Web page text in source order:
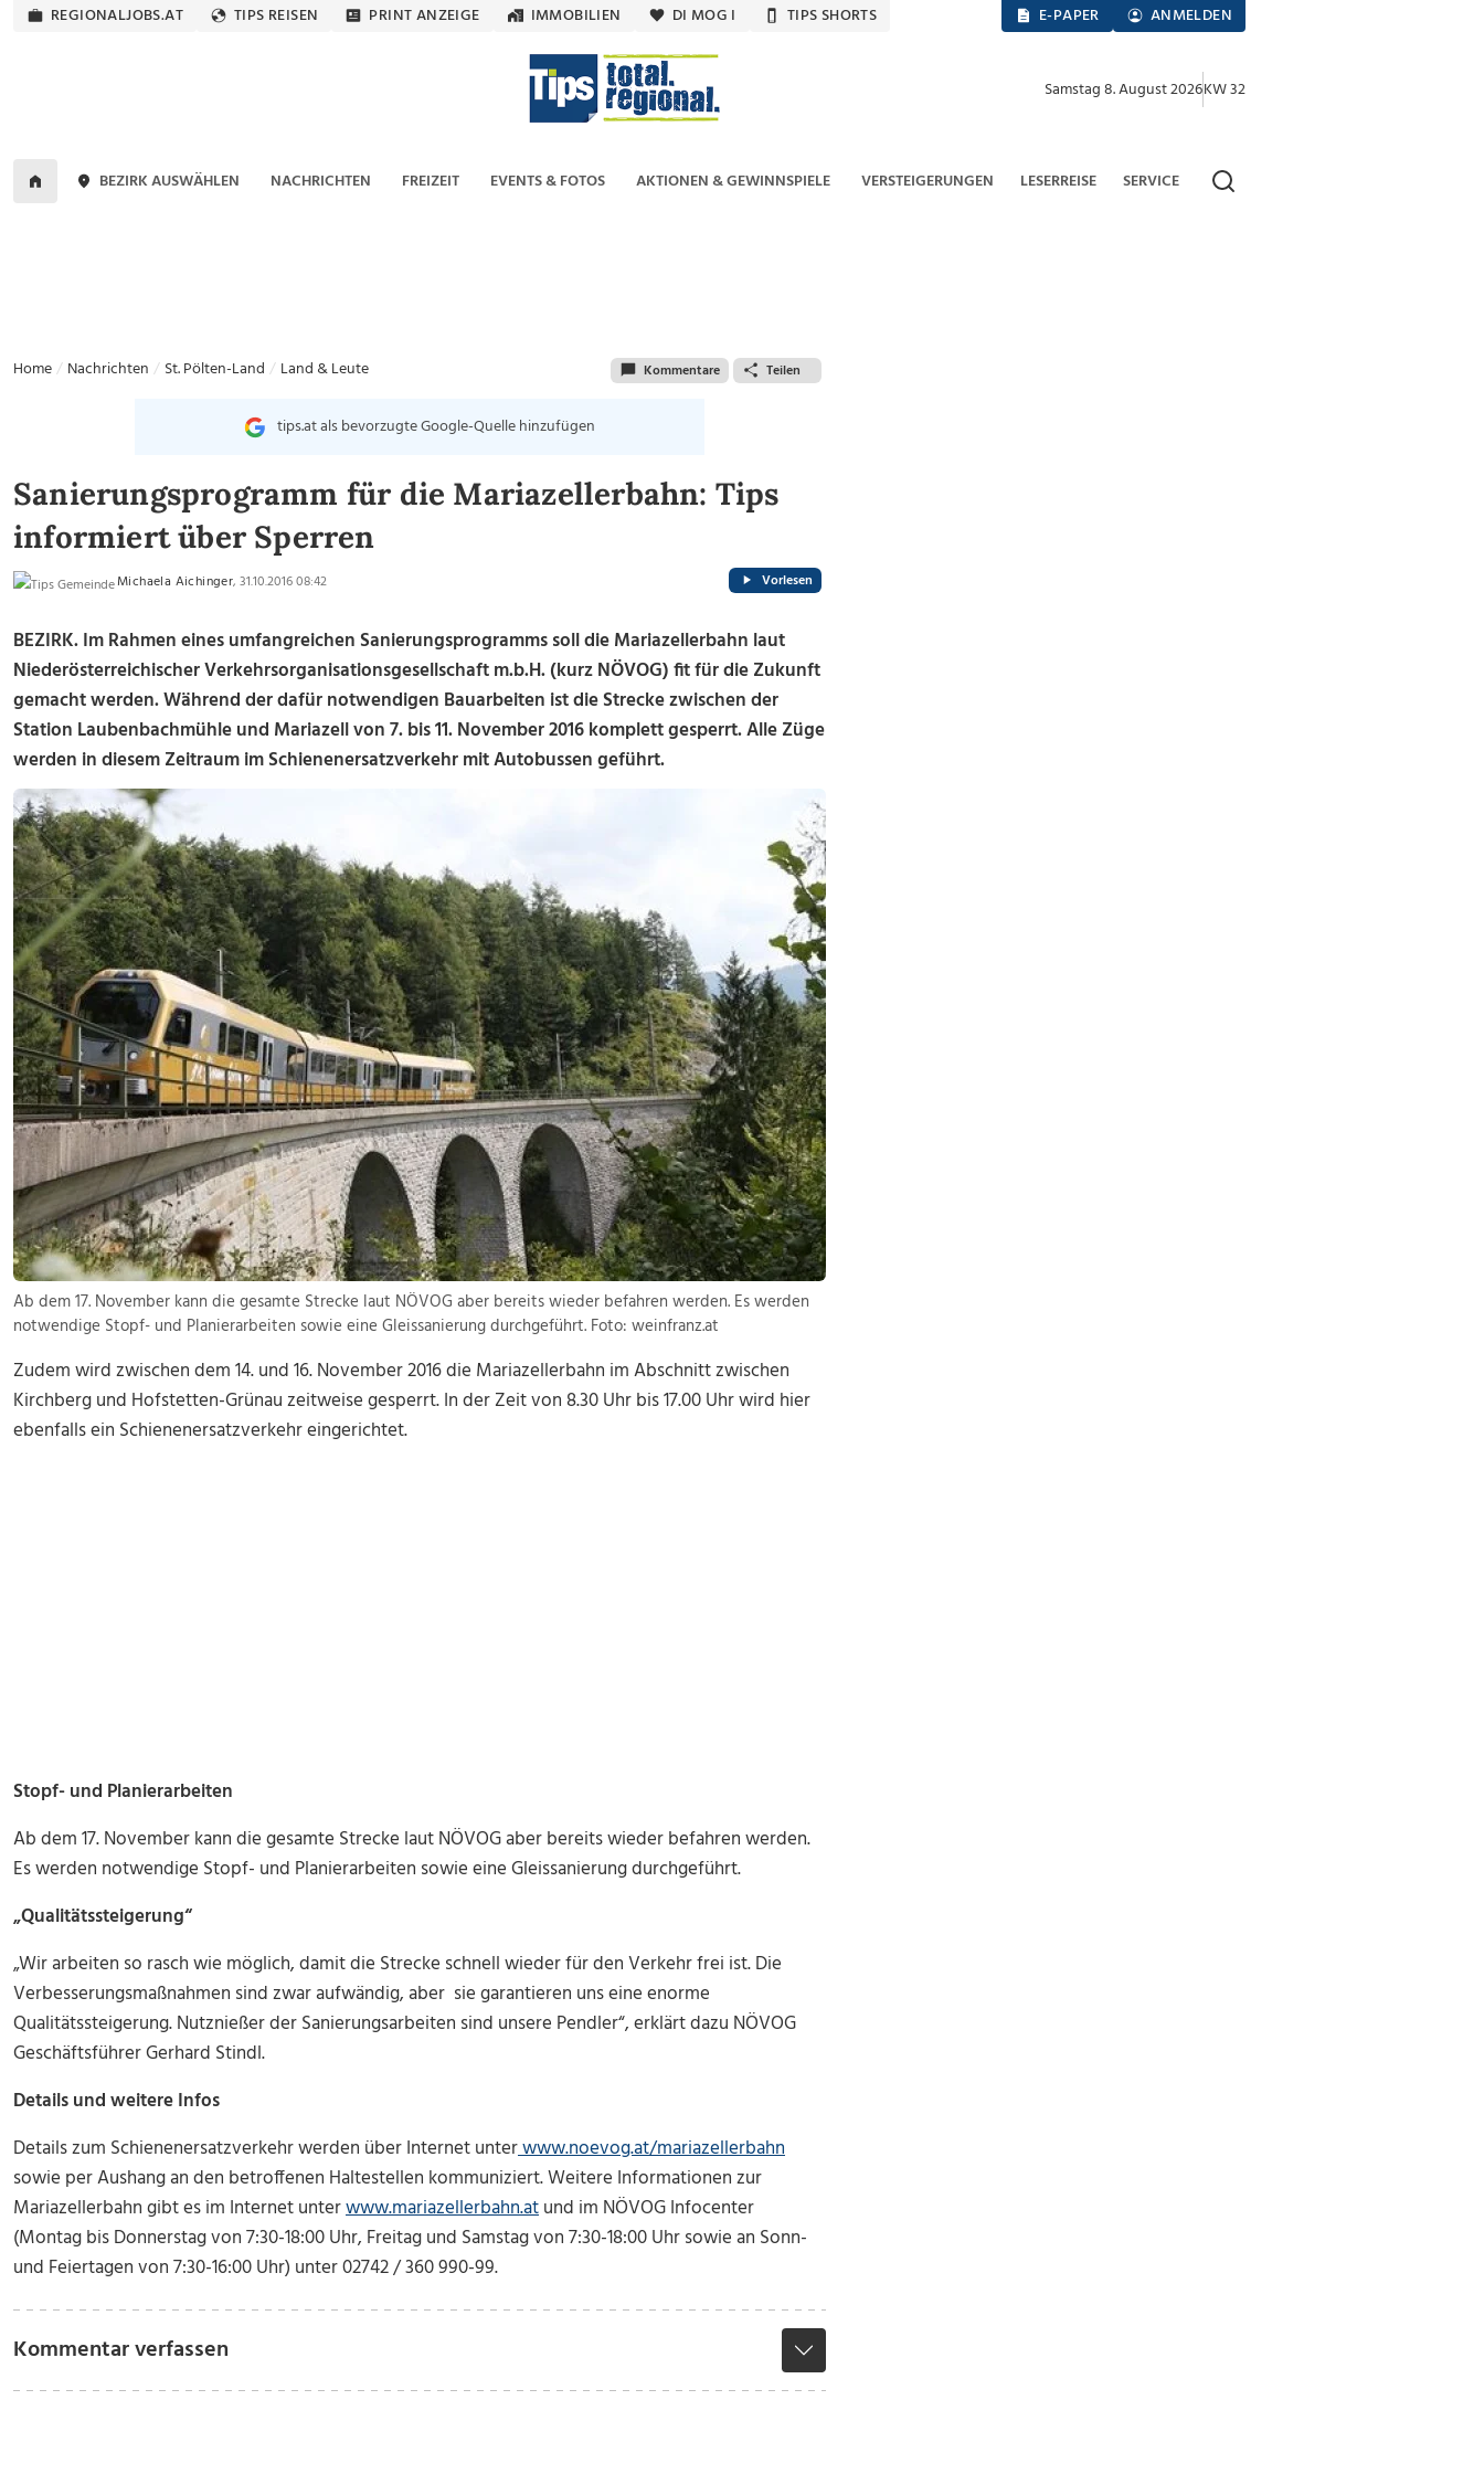
REGIONALJOBS.AT TIPS REISEN PRINT ANZEIGE IMMOBILIEN DI MOG I TIPS SHORTS E-PAPER ANMELDEN
Samstag 8. August 2026KW 32
BEZIRK AUSWÄHLEN NACHRICHTEN FREIZEIT EVENTS & FOTOS AKTIONEN & GEWINNSPIELE VERSTEIGERUNGEN LESERREISE SERVICE
Home Nachrichten St. Pölten-Land Land & Leute Kommentare Teilen
tips.at als bevorzugte Google-Quelle hinzufügen
Sanierungsprogramm für die Mariazellerbahn: Tips
informiert über Sperren
Michaela Aichinger, 31.10.2016 08:42 Vorlesen
BEZIRK. Im Rahmen eines umfangreichen Sanierungsprogramms soll die Mariazellerbahn laut
Niederösterreichischer Verkehrsorganisationsgesellschaft m.b.H. (kurz NÖVOG) fit für die Zukunft
gemacht werden. Während der dafür notwendigen Bauarbeiten ist die Strecke zwischen der
Station Laubenbachmühle und Mariazell von 7. bis 11. November 2016 komplett gesperrt. Alle Züge
werden in diesem Zeitraum im Schienenersatzverkehr mit Autobussen geführt.
Ab dem 17. November kann die gesamte Strecke laut NÖVOG aber bereits wieder befahren werden. Es werden
notwendige Stopf- und Planierarbeiten sowie eine Gleissanierung durchgeführt. Foto: weinfranz.at
Zudem wird zwischen dem 14. und 16. November 2016 die Mariazellerbahn im Abschnitt zwischen
Kirchberg und Hofstetten-Grünau zeitweise gesperrt. In der Zeit von 8.30 Uhr bis 17.00 Uhr wird hier
ebenfalls ein Schienenersatzverkehr eingerichtet.
Stopf- und Planierarbeiten
Ab dem 17. November kann die gesamte Strecke laut NÖVOG aber bereits wieder befahren werden.
Es werden notwendige Stopf- und Planierarbeiten sowie eine Gleissanierung durchgeführt.
„Qualitätssteigerung“
„Wir arbeiten so rasch wie möglich, damit die Strecke schnell wieder für den Verkehr frei ist. Die
Verbesserungsmaßnahmen sind zwar aufwändig, aber sie garantieren uns eine enorme
Qualitätssteigerung. Nutznießer der Sanierungsarbeiten sind unsere Pendler“, erklärt dazu NÖVOG
Geschäftsführer Gerhard Stindl.
Details und weitere Infos
Details zum Schienenersatzverkehr werden über Internet unterwww.noevog.at/mariazellerbahn
sowie per Aushang an den betroffenen Haltestellen kommuniziert. Weitere Informationen zur
Mariazellerbahn gibt es im Internet unterwww.mariazellerbahn.atund im NÖVOG Infocenter
(Montag bis Donnerstag von 7:30-18:00 Uhr, Freitag und Samstag von 7:30-18:00 Uhr sowie an Sonn-
und Feiertagen von 7:30-16:00 Uhr) unter 02742 / 360 990-99.
Kommentar verfassen